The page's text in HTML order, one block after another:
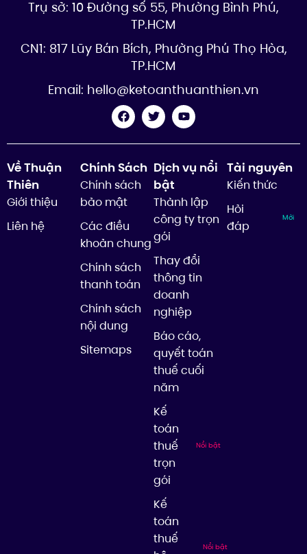
Trụ sở: 10 Đường số 55, Phường Bình Phú,
TP.HCM
CN1: 817 Lũy Bán Bích, Phường Phú Thọ Hòa,
TP.HCM
Email: hello@ketoanthuanthien.vn
Về Thuận
Thiên
Giới thiệu
Liên hệ
Chính Sách
Chính sách
bảo mật
Các điều
khoản chung
Chính sách
thanh toán
Chính sách
nội dung
Sitemaps
Dịch vụ nổi
bật
Thành lập
công ty trọn
gói
Thay đổi
thông tin
doanh
nghiệp
Báo cáo,
quyết toán
thuế cuối
năm
Kế
toán
thuế
trọn
gói
Nổi bật
Kế
toán
thuế
Nổi bật
Tài nguyên
Kiến thức
Hỏi
đáp
Mới